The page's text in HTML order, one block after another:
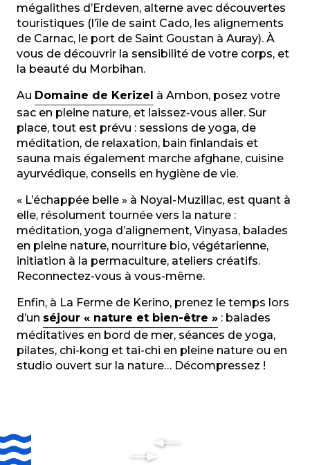
mégalithes d’Erdeven, alterne avec découvertes
touristiques (l’île de saint Cado, les alignements
de Carnac, le port de Saint Goustan à Auray). À
vous de découvrir la sensibilité de votre corps, et
la beauté du Morbihan.
Au Domaine de Kerizel à Ambon, posez votre
sac en pleine nature, et laissez-vous aller. Sur
place, tout est prévu : sessions de yoga, de
méditation, de relaxation, bain finlandais et
sauna mais également marche afghane, cuisine
ayurvédique, conseils en hygiène de vie.
« L’échappée belle » à Noyal-Muzillac, est quant à
elle, résolument tournée vers la nature :
méditation, yoga d’alignement, Vinyasa, balades
en pleine nature, nourriture bio, végétarienne,
initiation à la permaculture, ateliers créatifs.
Reconnectez-vous à vous-même.
Enfin, à La Ferme de Kerino, prenez le temps lors
d’un séjour « nature et bien-être » : balades
méditatives en bord de mer, séances de yoga,
pilates, chi-kong et tai-chi en pleine nature ou en
studio ouvert sur la nature… Décompressez !